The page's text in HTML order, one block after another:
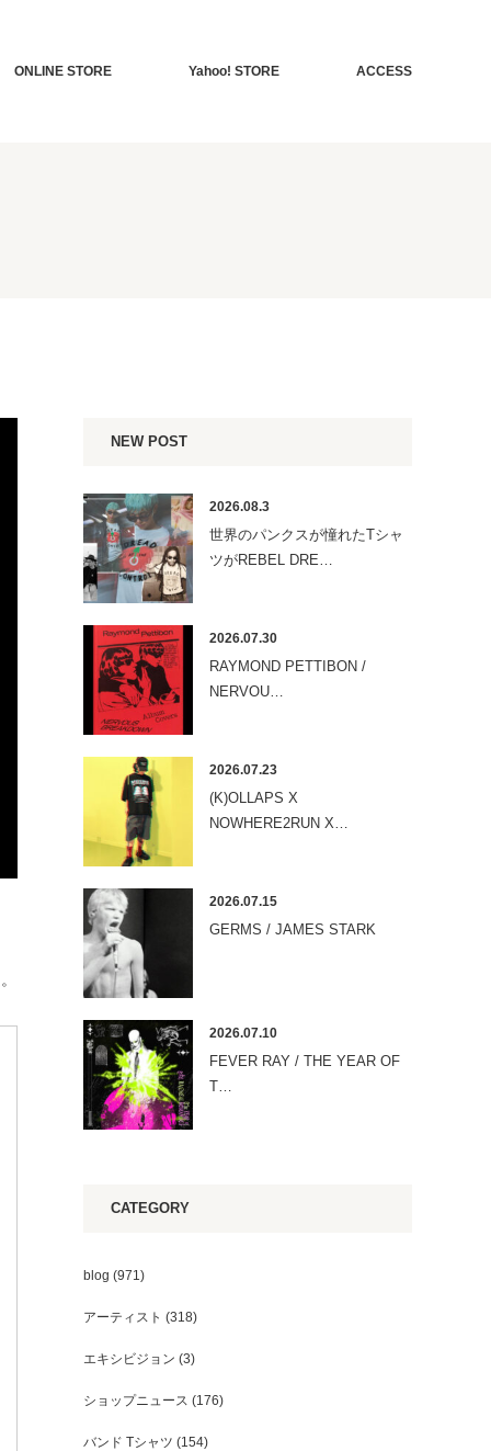
ONLINE STORE Yahoo! STORE ACCESS
NEW POST
2026.08.3
世界のパンクスが憧れたTシャ
ツがREBEL DRE…
2026.07.30
RAYMOND PETTIBON /
NERVOU…
2026.07.23
(K)OLLAPS X
NOWHERE2RUN X…
2026.07.15
GERMS / JAMES STARK
2026.07.10
FEVER RAY / THE YEAR OF
T…
CATEGORY
blog (971)
アーティスト (318)
エキシビジョン (3)
ショップニュース (176)
バンド Tシャツ (154)